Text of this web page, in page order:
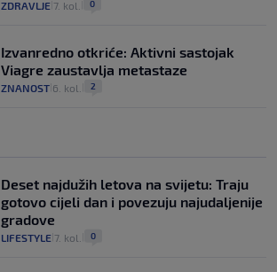
ZDRAVLJE 7. kol. 0
Izvanredno otkriće: Aktivni sastojak
Viagre zaustavlja metastaze
ZNANOST 6. kol. 2
Deset najdužih letova na svijetu: Traju
gotovo cijeli dan i povezuju najudaljenije
gradove
LIFESTYLE 7. kol. 0